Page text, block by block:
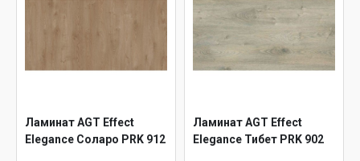
Ламинат AGT Effect
Elegance Соларо PRK 912
Ламинат AGT Effect
Elegance Тибет PRK 902